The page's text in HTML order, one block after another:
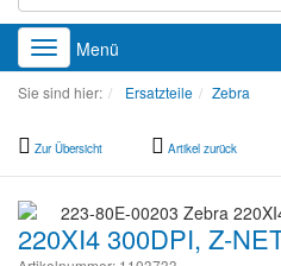
Toggle
navigation
Menü
Sie sind hier: Ersatzteile Zebra
Zur Übersicht Artikel zurück
220XI4 300DPI, Z-